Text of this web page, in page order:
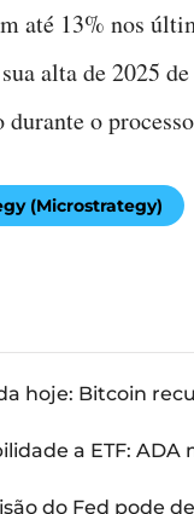
até 13% nos
alta de 2025
durante o
(Microstrategy)
hoje: Bitcoin
a ETF: ADA
do Fed pode